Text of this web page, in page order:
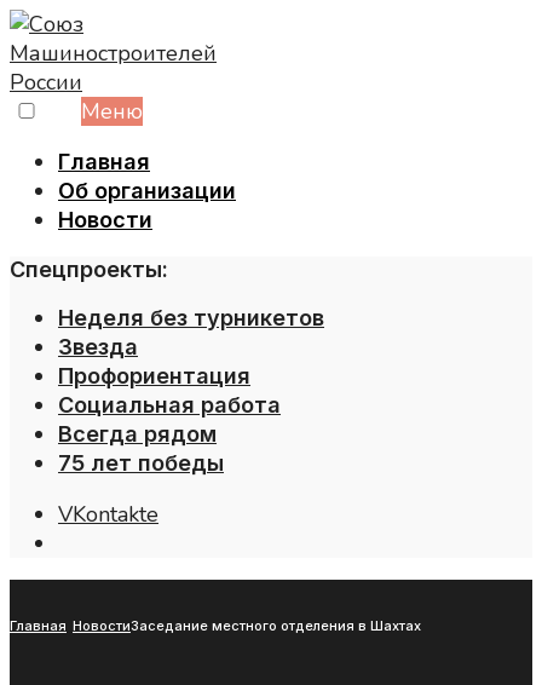
Skip
to
content
Меню
Главная
Об организации
Новости
Спецпроекты:
Неделя без турникетов
Звезда
Профориентация
Социальная работа
Всегда рядом
75 лет победы
VKontakte
Главная НовостиЗаседание местного отделения в Шахтах